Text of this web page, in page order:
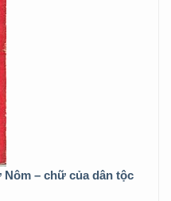
– chữ của dân tộc